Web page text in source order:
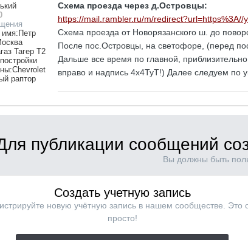
имя: Петр
Тагер Т2
Chevrolet
раптор
Схема проезда через д.Островцы:
https://mail.rambler.ru/m/
Схема проезда от Новорязанского ш. до
После пос.Островцы, на светофоре, (перед
Дальше все время по главной,
вправо и надпись 4х4ТуТ!) Далее следуем по
публикации сообщений
Вы должны быть
Создать учетную запись
новую учётную запись в нашем сообществе. Это
просто!